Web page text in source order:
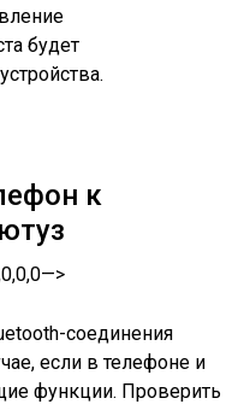
будет
к
соединения
если в телефоне и
функции. Проверить